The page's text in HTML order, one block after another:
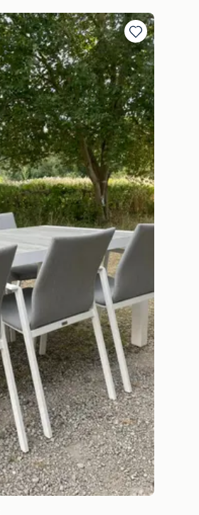
Ajouter
aux
favoris